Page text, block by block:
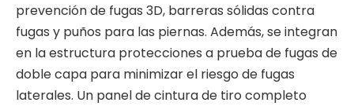
prevención de fugas 3D, barreras sólidas contra
fugas y puños para las piernas. Además, se integran
en la estructura protecciones a prueba de fugas de
doble capa para minimizar el riesgo de fugas
laterales. Un panel de cintura de tiro completo